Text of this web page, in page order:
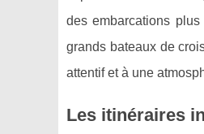
des embarcations
grands bateaux de
attentif et à une
Les itinéraires